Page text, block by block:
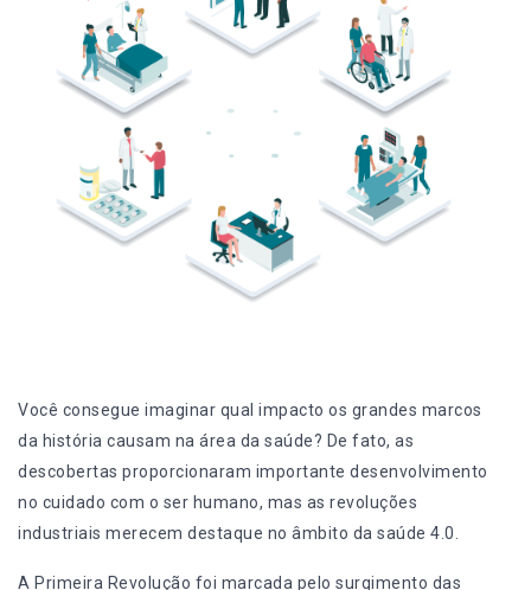
Você consegue imaginar qual impacto os grandes marcos
da história causam na área da saúde? De fato, as
descobertas proporcionaram importante desenvolvimento
no cuidado com o ser humano, mas as revoluções
industriais merecem destaque no âmbito da saúde 4.0.
A Primeira Revolução foi marcada pelo surgimento das